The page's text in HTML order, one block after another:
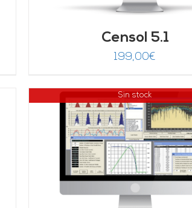
Censol 5.1
199,00€
Sin stock